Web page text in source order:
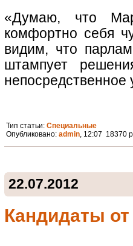
«Думаю, что
комфортно себя
видим, что
штампует
непосредственное
Тип статьи: Специальные
Опубликовано: admin, 12:07 18370
22.07.2012
Кандидаты